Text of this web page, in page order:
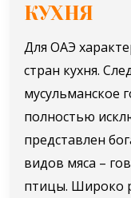
КУХНЯ
Для ОАЭ
стран кухня.
мусульманское
полностью
представлен
видов мяса –
птицы. Широко